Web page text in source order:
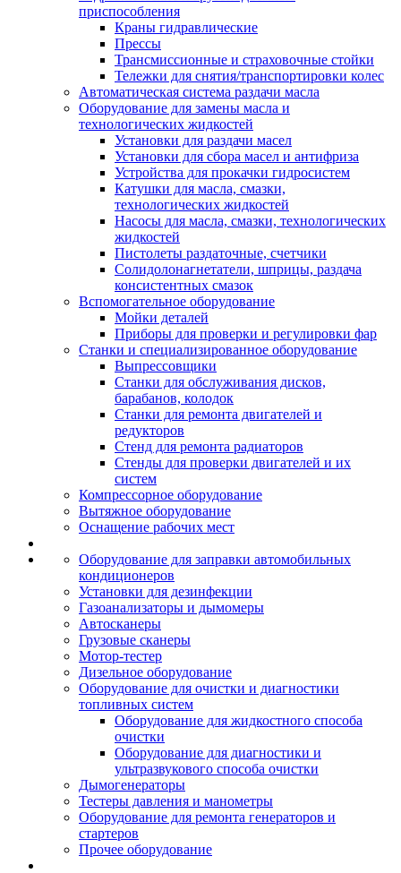
приспособления
Краны гидравлические
Прессы
Трансмиссионные и страховочные стойки
Тележки для снятия/транспортировки колес
Автоматическая система раздачи масла
Оборудование для замены масла и
технологических жидкостей
Установки для раздачи масел
Установки для сбора масел и антифриза
Устройства для прокачки гидросистем
Катушки для масла, смазки,
технологических жидкостей
Насосы для масла, смазки, технологических
жидкостей
Пистолеты раздаточные, счетчики
Солидолонагнетатели, шприцы, раздача
консистентных смазок
Вспомогательное оборудование
Мойки деталей
Приборы для проверки и регулировки фар
Станки и специализированное оборудование
Выпрессовщики
Станки для обслуживания дисков,
барабанов, колодок
Станки для ремонта двигателей и
редукторов
Стенд для ремонта радиаторов
Стенды для проверки двигателей и их
систем
Компрессорное оборудование
Вытяжное оборудование
Оснащение рабочих мест
Оборудование для заправки автомобильных
кондиционеров
Установки для дезинфекции
Газоанализаторы и дымомеры
Автосканеры
Грузовые сканеры
Мотор-тестер
Дизельное оборудование
Оборудование для очистки и диагностики
топливных систем
Оборудование для жидкостного способа
очистки
Оборудование для диагностики и
ультразвукового способа очистки
Дымогенераторы
Тестеры давления и манометры
Оборудование для ремонта генераторов и
стартеров
Прочее оборудование